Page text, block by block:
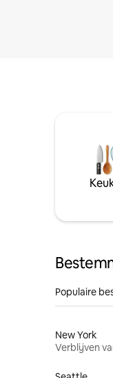
Populaire
New York
Verblijven